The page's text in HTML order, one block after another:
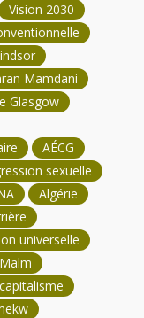
Vision 2030
Mamdani
Glasgow
AÉCG
sexuelle
Algérie
universelle